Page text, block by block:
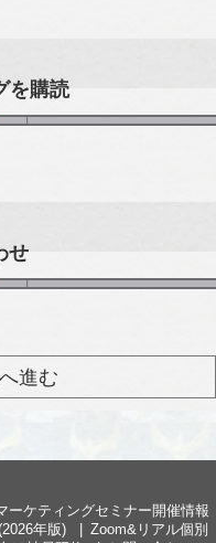
を購読
せ
ーケティングセミナー開催情報
年版)
Zoom&リアル個別